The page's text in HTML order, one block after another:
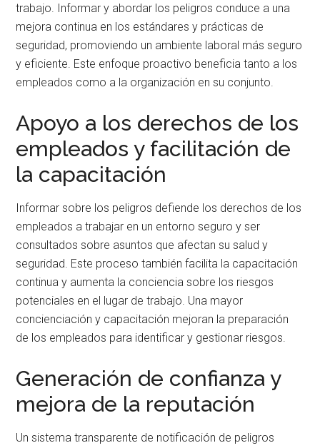
trabajo. Informar y abordar los peligros conduce a una
mejora continua en los estándares y prácticas de
seguridad, promoviendo un ambiente laboral más seguro
y eficiente. Este enfoque proactivo beneficia tanto a los
empleados como a la organización en su conjunto.
Apoyo a los derechos de los
empleados y facilitación de
la capacitación
Informar sobre los peligros defiende los derechos de los
empleados a trabajar en un entorno seguro y ser
consultados sobre asuntos que afectan su salud y
seguridad. Este proceso también facilita la capacitación
continua y aumenta la conciencia sobre los riesgos
potenciales en el lugar de trabajo. Una mayor
concienciación y capacitación mejoran la preparación
de los empleados para identificar y gestionar riesgos.
Generación de confianza y
mejora de la reputación
Un sistema transparente de notificación de peligros